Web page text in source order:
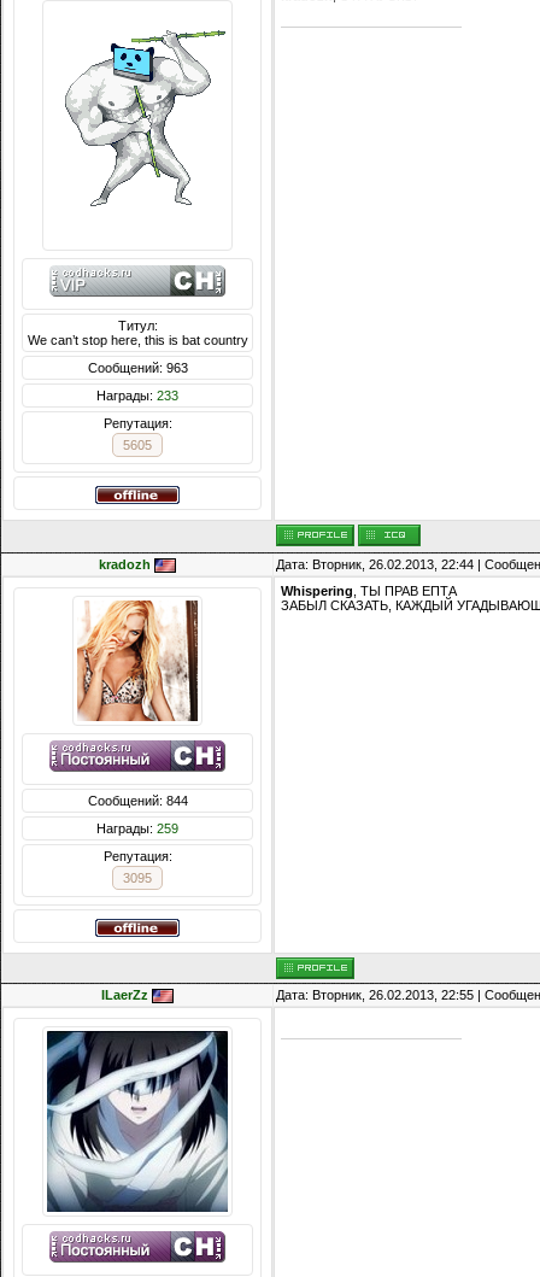
Титул:
We can’t stop here, this is bat country
Сообщений: 963
Награды: 233
Репутация:
5605
kradozh Дата: Вторник, 26.02.2013, 22:44 |
Сообщений: 844
Награды: 259
Репутация:
3095
Whispering , ТЫ ПРАВ ЕПТА
ЗАБЫЛ СКАЗАТЬ, КАЖДЫЙ
ILaerZz Дата: Вторник, 26.02.2013, 22:55 |